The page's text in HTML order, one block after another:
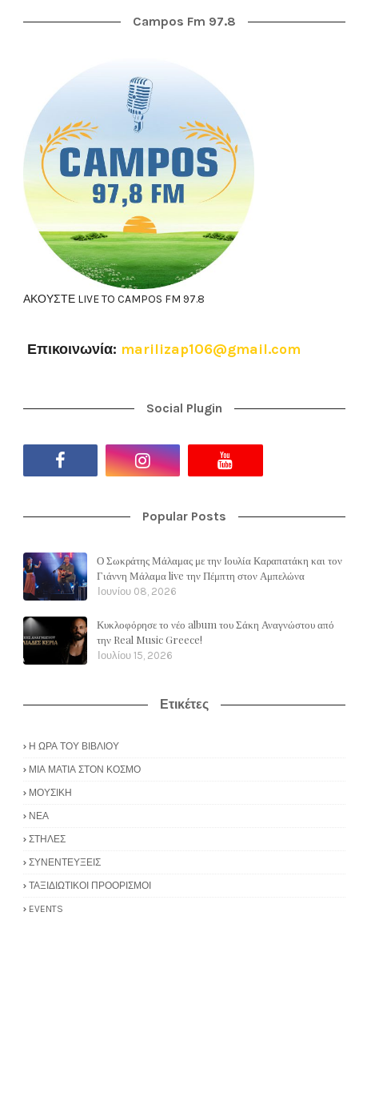
Campos Fm 97.8
ΑΚΟΥΣΤΕ LIVE TO CAMPOS FM 97.8
Επικοινωνία: marilizap106@gmail.com
Social Plugin
Popular Posts
Ο Σωκράτης Μάλαμας με την Ιουλία Καραπατάκη και τον
Γιάννη Μάλαμα live την Πέμπτη στον Αμπελώνα
Ιουνίου 08, 2026
Κυκλοφόρησε το νέο album του Σάκη Αναγνώστου από
την Real Music Greece!
Ιουλίου 15, 2026
Ετικέτες
Η ΩΡΑ ΤΟΥ ΒΙΒΛΙΟΥ
ΜΙΑ ΜΑΤΙΑ ΣΤΟΝ ΚΟΣΜΟ
ΜΟΥΣΙΚΗ
ΝΕΑ
ΣΤΗΛΕΣ
ΣΥΝΕΝΤΕΥΞΕΙΣ
ΤΑΞΙΔΙΩΤΙΚΟΙ ΠΡΟΟΡΙΣΜΟΙ
EVENTS